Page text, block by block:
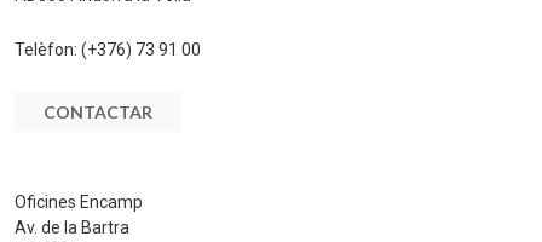
Telèfon: (+376) 73 91 00
CONTACTAR
Oficines Encamp
Av. de la Bartra